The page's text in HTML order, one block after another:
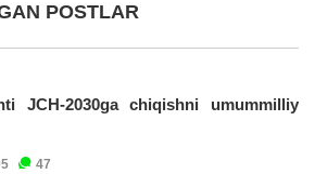
POSTLAR
JCH-2030ga chiqishni umummilliy
47